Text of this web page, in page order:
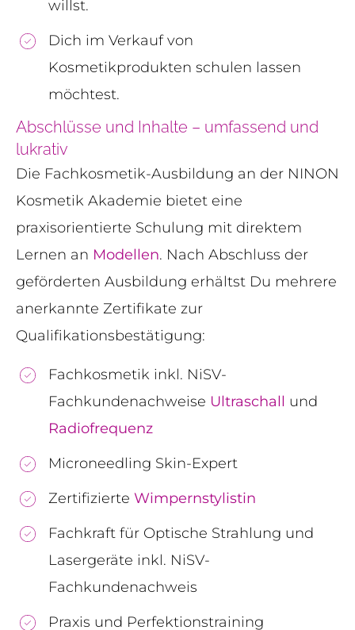
willst.
Dich im Verkauf von
Kosmetikprodukten schulen lassen
möchtest.
Abschlüsse und Inhalte – umfassend und
lukrativ
Die Fachkosmetik-Ausbildung an der NINON
Kosmetik Akademie bietet eine
praxisorientierte Schulung mit direktem
Lernen an Modellen. Nach Abschluss der
geförderten Ausbildung erhältst Du mehrere
anerkannte Zertifikate zur
Qualifikationsbestätigung:
Fachkosmetik inkl. NiSV-
Fachkundenachweise Ultraschall und
Radiofrequenz
Microneedling Skin-Expert
Zertifizierte Wimpernstylistin
Fachkraft für Optische Strahlung und
Lasergeräte inkl. NiSV-
Fachkundenachweis
Praxis und Perfektionstraining